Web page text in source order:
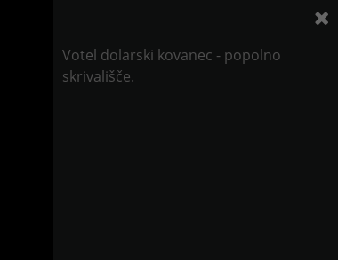
Votel dolarski kovanec - popolno
skrivališče.